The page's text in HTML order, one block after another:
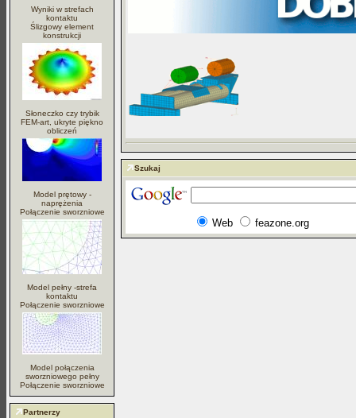
Wyniki w strefach
kontaktu
Ślizgowy element
konstrukcji
Słoneczko czy trybik
FEM-art, ukryte piękno
obliczeń
Model prętowy -
naprężenia
Połączenie sworzniowe
Model pełny -strefa
kontaktu
Połączenie sworzniowe
Model połączenia
sworzniowego pełny
Połączenie sworzniowe
Partnerzy
Szukaj
Web feazone.org